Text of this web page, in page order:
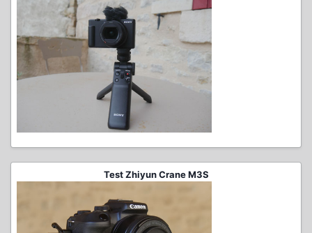
Test Zhiyun Crane M3S